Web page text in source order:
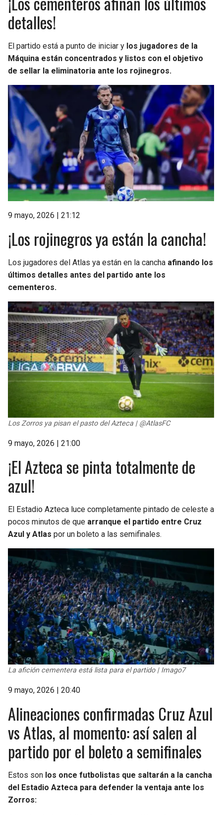
detalles!
El partido está a punto de iniciar y los jugadores de la
Máquina están concentrados y listos con el objetivo
de sellar la eliminatoria ante los rojinegros.
9 mayo, 2026 | 21:12
¡Los rojinegros ya están la cancha!
Los jugadores del Atlas ya están en la cancha afinando los
últimos detalles antes del partido ante los
cementeros.
Los Zorros ya pisan el pasto del Azteca | @AtlasFC
9 mayo, 2026 | 21:00
¡El Azteca se pinta totalmente de
azul!
El Estadio Azteca luce completamente pintado de celeste a
pocos minutos de que arranque el partido entre Cruz
Azul y Atlas por un boleto a las semifinales.
La afición cementera está lista para el partido | Imago7
9 mayo, 2026 | 20:40
Alineaciones confirmadas Cruz Azul
vs Atlas, al momento: así salen al
partido por el boleto a semifinales
Estos son los once futbolistas que saltarán a la cancha
del Estadio Azteca para defender la ventaja ante los
Zorros: